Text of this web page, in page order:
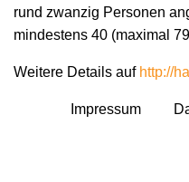
rund zwanzig Personen
mindestens 40 (maximal
Weitere Details auf http://
Impressum